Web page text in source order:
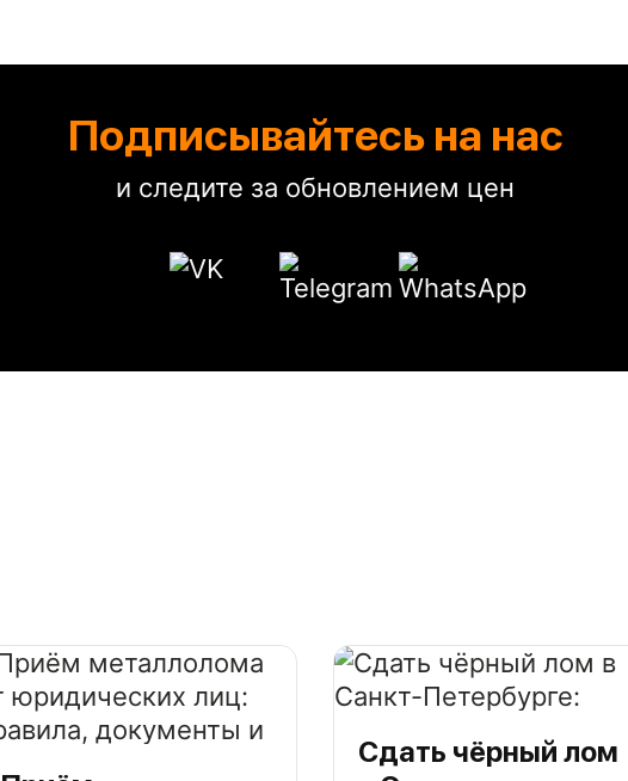
Подписывайтесь на нас
и следите за обновлением цен
Сдать чёрный лом